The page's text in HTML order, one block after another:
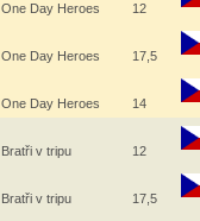
One Day Heroes 12
One Day Heroes 17,5
One Day Heroes 14
Bratři v tripu 12
Bratři v tripu 17,5